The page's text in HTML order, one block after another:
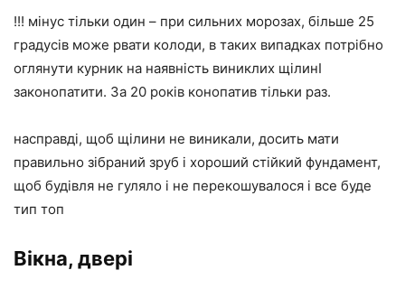
!!! мінус тільки один – при сильних морозах, більше 25
градусів може рвати колоди, в таких випадках потрібно
оглянути курник на наявність виниклих щілинІ
законопатити. За 20 років конопатив тільки раз.
насправді, щоб щілини не виникали, досить мати
правильно зібраний зруб і хороший стійкий фундамент,
щоб будівля не гуляло і не перекошувалося і все буде
тип топ
Вікна, двері